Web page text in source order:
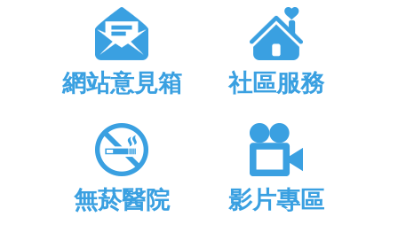
網站意見箱 社區服務
無菸醫院 影片專區